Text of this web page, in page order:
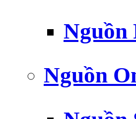
Nguồn
Nguồn